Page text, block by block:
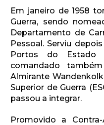
Em janeiro de 1958
Guerra, sendo
Departamento de
Pessoal. Serviu
Portos do Estado
comandado
Almirante
Superior de Guerra
passou a integrar.
Promovido a